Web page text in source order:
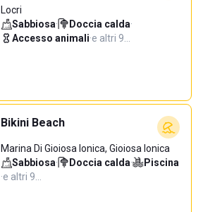
Locri
Sabbiosa· Doccia calda·
Accesso animali·e altri 9…
Bikini Beach
Marina Di Gioiosa Ionica, Gioiosa Ionica
Sabbiosa· Doccia calda·
Piscina
·e altri 9…